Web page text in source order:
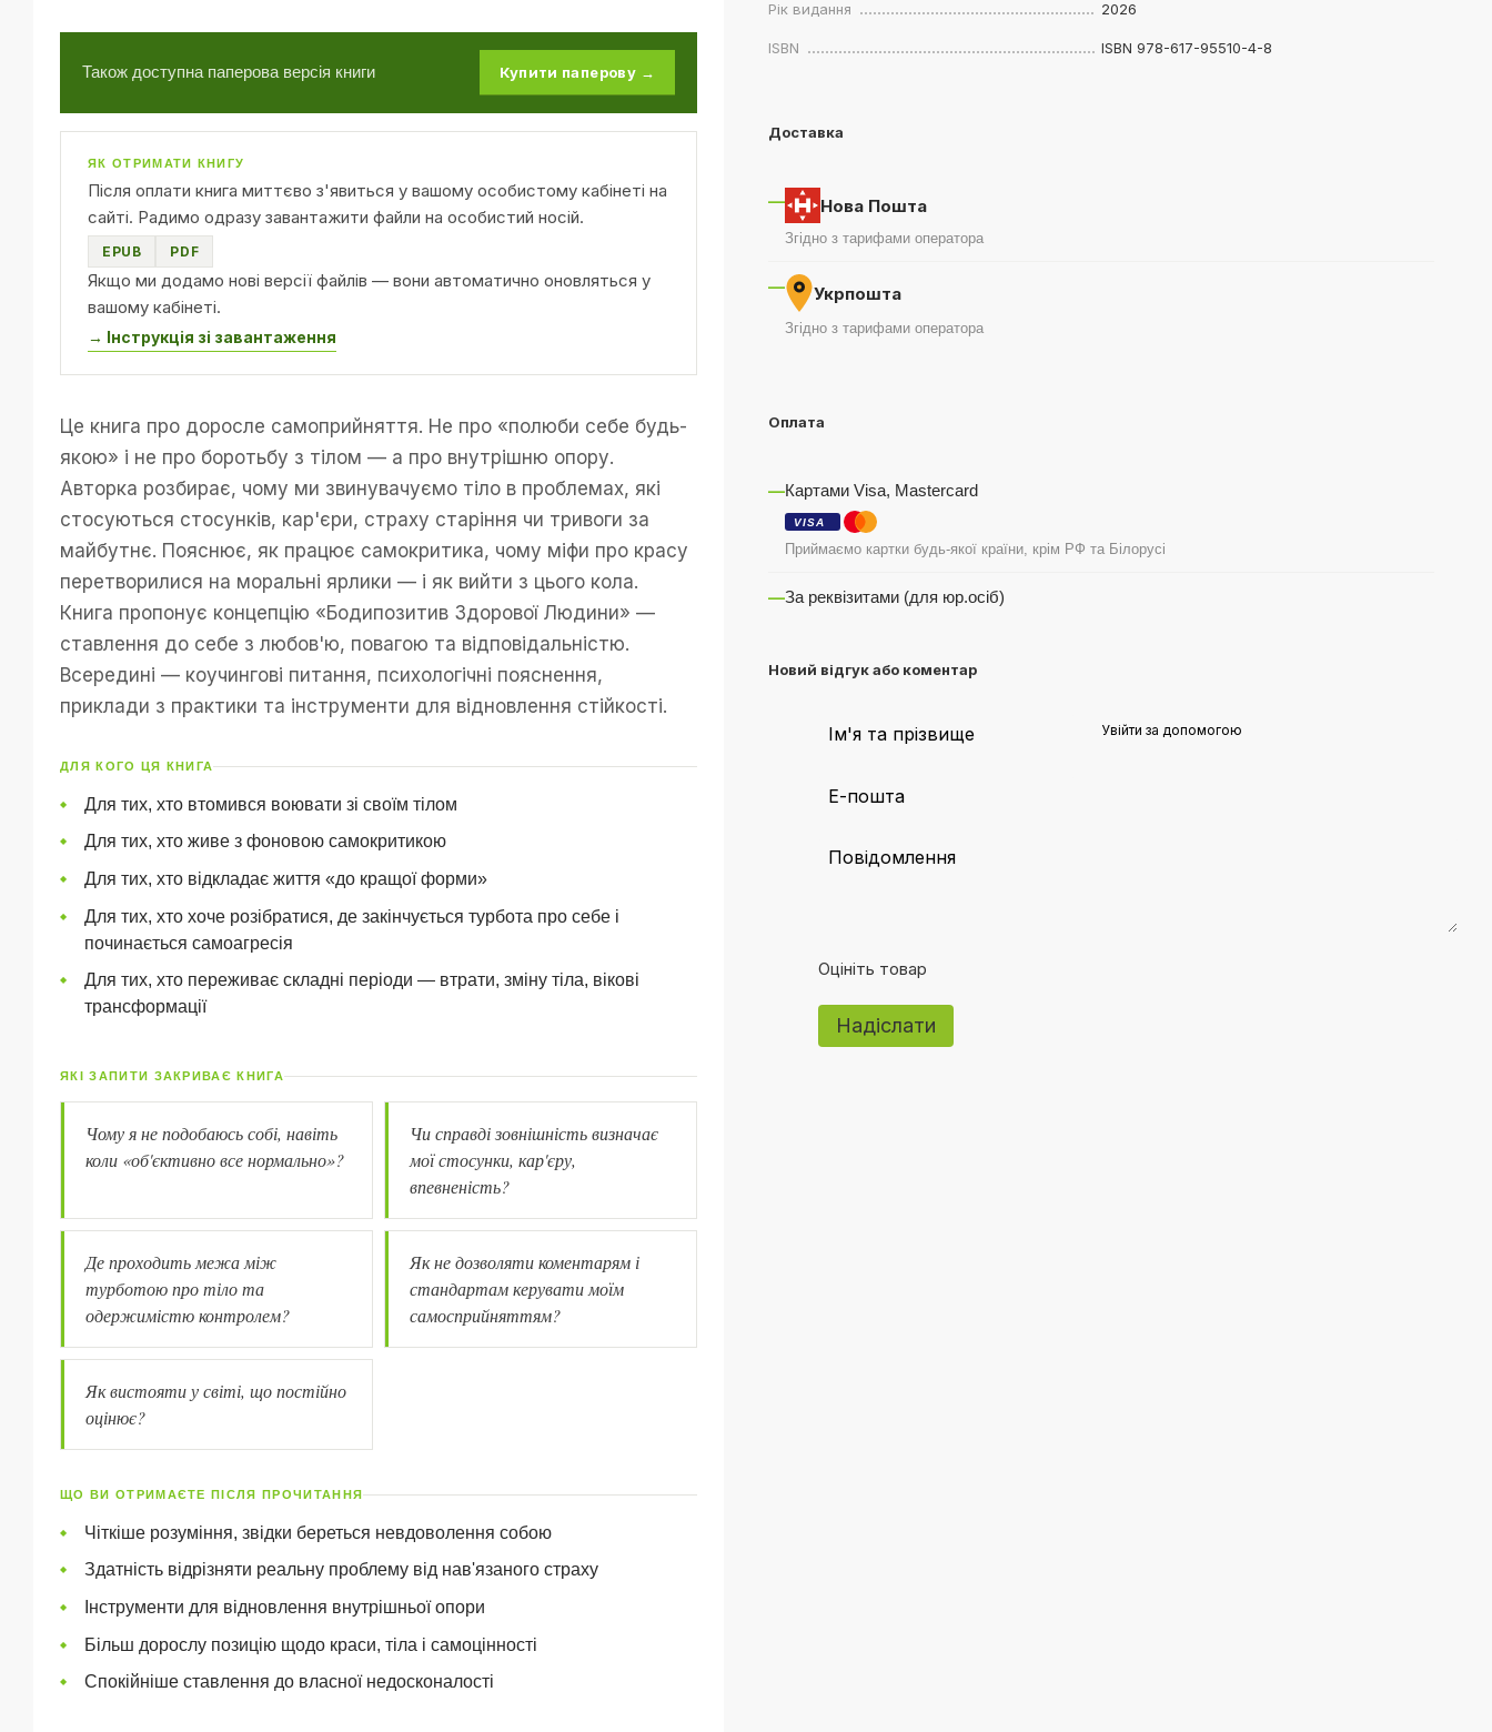
Також доступна паперова версія книги Купити паперову →
ЯК ОТРИМАТИ КНИГУ
Після оплати книга миттєво з'явиться у вашому особистому кабінеті на
сайті. Радимо одразу завантажити файли на особистий носій.
EPUB PDF
Якщо ми додамо нові версії файлів — вони автоматично оновляться у
вашому кабінеті.
→ Інструкція зі завантаження
Це книга про доросле самоприйняття. Не про «полюби себе будь-
якою» і не про боротьбу з тілом — а про внутрішню опору.
Авторка розбирає, чому ми звинувачуємо тіло в проблемах, які
стосуються стосунків, кар'єри, страху старіння чи тривоги за
майбутнє. Пояснює, як працює самокритика, чому міфи про красу
перетворилися на моральні ярлики — і як вийти з цього кола.
Книга пропонує концепцію «Бодипозитив Здорової Людини» —
ставлення до себе з любов'ю, повагою та відповідальністю.
Всередині — коучингові питання, психологічні пояснення,
приклади з практики та інструменти для відновлення стійкості.
ДЛЯ КОГО ЦЯ КНИГА
Для тих, хто втомився воювати зі своїм тілом
Для тих, хто живе з фоновою самокритикою
Для тих, хто відкладає життя «до кращої форми»
Для тих, хто хоче розібратися, де закінчується турбота про себе і
починається самоагресія
Для тих, хто переживає складні періоди — втрати, зміну тіла, вікові
трансформації
ЯКІ ЗАПИТИ ЗАКРИВАЄ КНИГА
Чому я не подобаюсь собі, навіть
коли «об'єктивно все нормально»?
Чи справді зовнішність визначає
мої стосунки, кар'єру,
впевненість?
Де проходить межа між
турботою про тіло та
одержимістю контролем?
Як не дозволяти коментарям і
стандартам керувати моїм
самосприйняттям?
Як вистояти у світі, що постійно
оцінює?
ЩО ВИ ОТРИМАЄТЕ ПІСЛЯ ПРОЧИТАННЯ
Чіткіше розуміння, звідки береться невдоволення собою
Здатність відрізняти реальну проблему від нав'язаного страху
Інструменти для відновлення внутрішньої опори
Більш дорослу позицію щодо краси, тіла і самоцінності
Спокійніше ставлення до власної недосконалості
Рік видання 2026
ISBN ISBN 978-617-95510-4-8
Доставка
— Нова Пошта
Згідно з тарифами оператора
— Укрпошта
Згідно з тарифами оператора
Оплата
—Картами Visa, Mastercard
VISA
Приймаємо картки будь-якої країни, крім РФ та Білорусі
—За реквізитами (для юр.осіб)
Новий відгук або коментар
Увійти за допомогою
Оцініть товар
Надіслати